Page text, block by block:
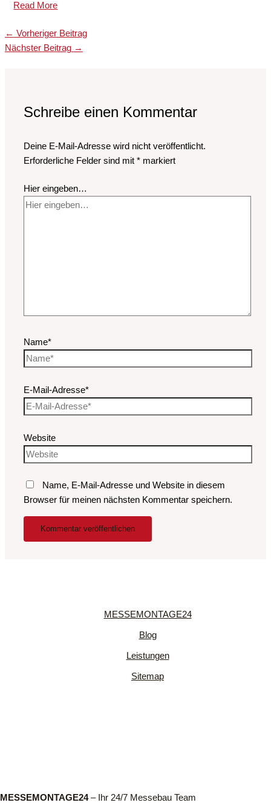
Read More
← Vorheriger Beitrag
Nächster Beitrag →
Schreibe einen Kommentar
Deine E-Mail-Adresse wird nicht veröffentlicht.
Erforderliche Felder sind mit* markiert
Hier eingeben…
Name*
E-Mail-Adresse*
Website
Name, E-Mail-Adresse und Website in diesem
Browser für meinen nächsten Kommentar speichern.
MESSEMONTAGE24
Blog
Leistungen
Sitemap
MESSEMONTAGE24– Ihr 24/7 Messebau Team